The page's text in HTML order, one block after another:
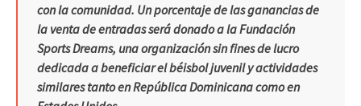
con la comunidad. Un porcentaje de las ganancias de
la venta de entradas será donado a la Fundación
Sports Dreams, una organización sin fines de lucro
dedicada a beneficiar el béisbol juvenil y actividades
similares tanto en República Dominicana como en